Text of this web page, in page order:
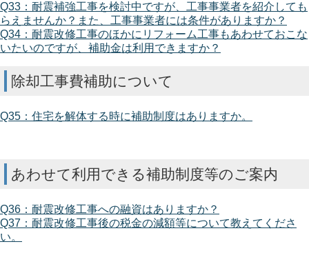
Q33：耐震補強工事を検討中ですが、工事事業者を紹介しても
らえませんか？また、工事事業者には条件がありますか？
Q34：耐震改修工事のほかにリフォーム工事もあわせておこな
いたいのですが、補助金は利用できますか？
除却工事費補助について
Q35：住宅を解体する時に補助制度はありますか。
あわせて利用できる補助制度等のご案内
Q36：耐震改修工事への融資はありますか？
Q37：耐震改修工事後の税金の減額等について教えてくださ
い。